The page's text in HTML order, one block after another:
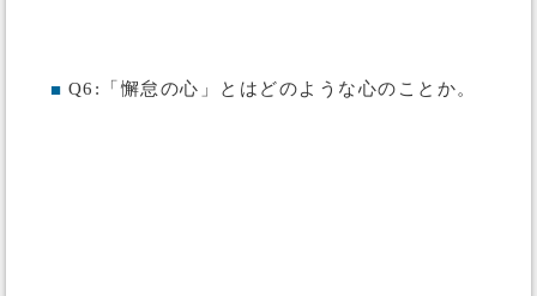
■ Q6:「懈怠の心」とはどのような心のことか。